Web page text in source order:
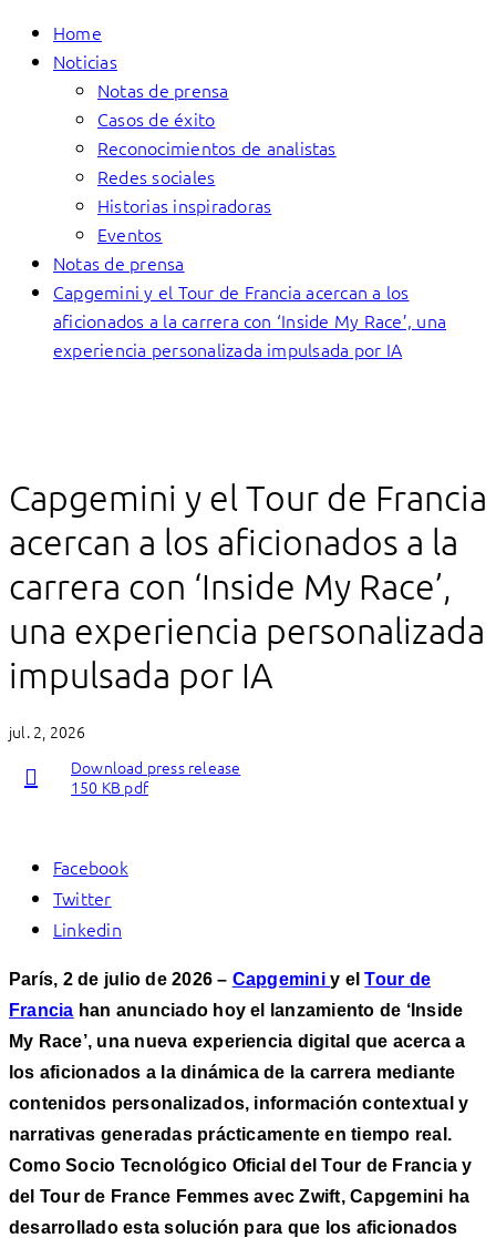
Home
Noticias
Notas de prensa
Casos de éxito
Reconocimientos de analistas
Redes sociales
Historias inspiradoras
Eventos
Notas de prensa
Capgemini y el Tour de Francia acercan a los
aficionados a la carrera con ‘Inside My Race’, una
experiencia personalizada impulsada por IA
Capgemini y el Tour de Francia
acercan a los aficionados a la
carrera con ‘Inside My Race’,
una experiencia personalizada
impulsada por IA
jul. 2, 2026
Download press release
150 KB pdf
Facebook
Twitter
Linkedin
París, 2 de julio de 2026 – Capgeminiy elTour de
Francia han anunciado hoy el lanzamiento de ‘Inside
My Race’, una nueva experiencia digital que acerca a
los aficionados a la dinámica de la carrera mediante
contenidos personalizados, información contextual y
narrativas generadas prácticamente en tiempo real.
Como Socio Tecnológico Oficial del Tour de Francia y
del Tour de France Femmes avec Zwift, Capgemini ha
desarrollado esta solución para que los aficionados